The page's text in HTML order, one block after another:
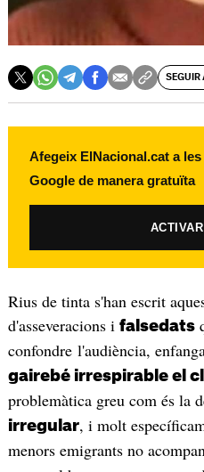
SEGUIR
Afegeix ElNacional.cat a
Google de manera gratuïta
Rius de tinta s'han escrit
d'asseveracions i falsedats
confondre l'audiència,
gairebé irrespirable el
problemàtica greu com és la
irregular, i molt
menors emigrants no